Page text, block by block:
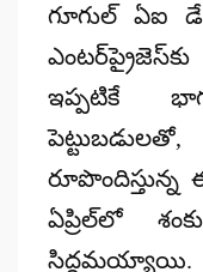
గూగుల్ ఏఐ
ఇప్పటికే
రూపొందిస్తున్న
ఏప్రిల్‌లో
సిద్ధమయ్యాయి. ఈ